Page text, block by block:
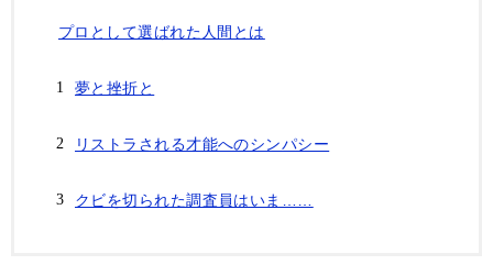
プロとして選ばれた人間とは
夢と挫折と
リストラされる才能へのシンパシー
クビを切られた調査員はいま……